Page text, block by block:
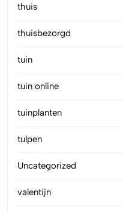
thuis
thuisbezorgd
tuin
tuin online
tuinplanten
tulpen
Uncategorized
valentijn